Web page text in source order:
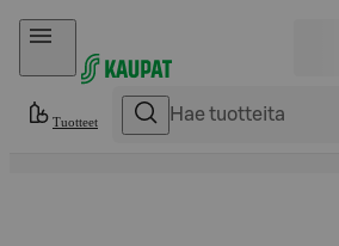
Hyppää sisältöön
Tuotteet